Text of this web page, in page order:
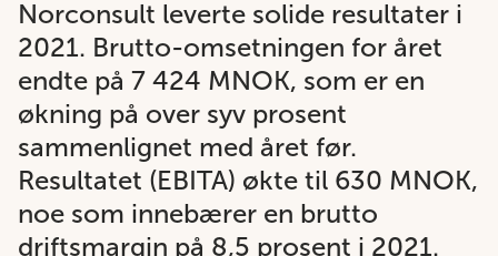
Norconsult leverte solide resultater i
2021. Brutto-omsetningen for året
endte på 7 424 MNOK, som er en
økning på over syv prosent
sammenlignet med året før.
Resultatet (EBITA) økte til 630 MNOK,
noe som innebærer en brutto
driftsmargin på 8,5 prosent i 2021.